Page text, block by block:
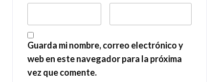
Guarda mi nombre, correo electrónico y
web en este navegador para la próxima
vez que comente.